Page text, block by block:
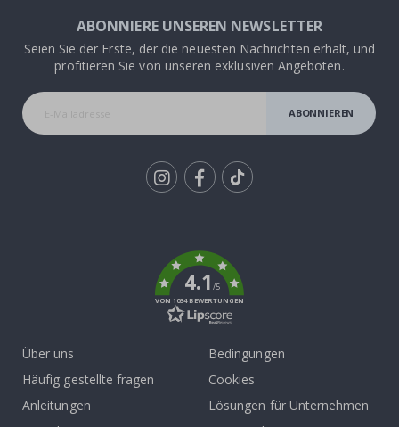
ABONNIERE UNSEREN NEWSLETTER
Seien Sie der Erste, der die neuesten Nachrichten erhält, und
profitieren Sie von unseren exklusiven Angeboten.
ABONNIEREN
4.1/5
VON 1034 BEWERTUNGEN
Über uns
Häufig gestellte fragen
Anleitungen
Bedingungen
Cookies
Lösungen für Unternehmen